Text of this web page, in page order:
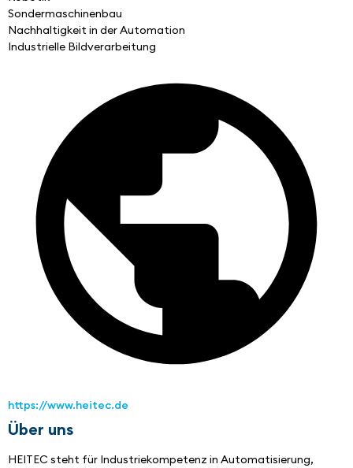
Sondermaschinenbau
Nachhaltigkeit in der Automation
Industrielle Bildverarbeitung
https://www.heitec.de
Über uns
HEITEC steht für Industriekompetenz in Automatisierung,